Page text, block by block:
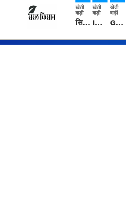
खेती
बाड़ी
सिरसा: कृषि विज्ञान केंद्र की बैठक में फसल बीमा विधि कारण व कृषि उद्यमिता बढ़ावा देने पर चर्चा
खेती
बाड़ी
IMD: राजस्थान में प्री-मानसून की सामान्य से 74% अधिक बारिश, दस्तक में देरी और मानसून कमजोर रहेगा
खेती
बाड़ी
Guar Ka Rate: ग्वार के भाव में हल्की बढ़ोतरी, बढ़ सकता है बुवाई का रकबा